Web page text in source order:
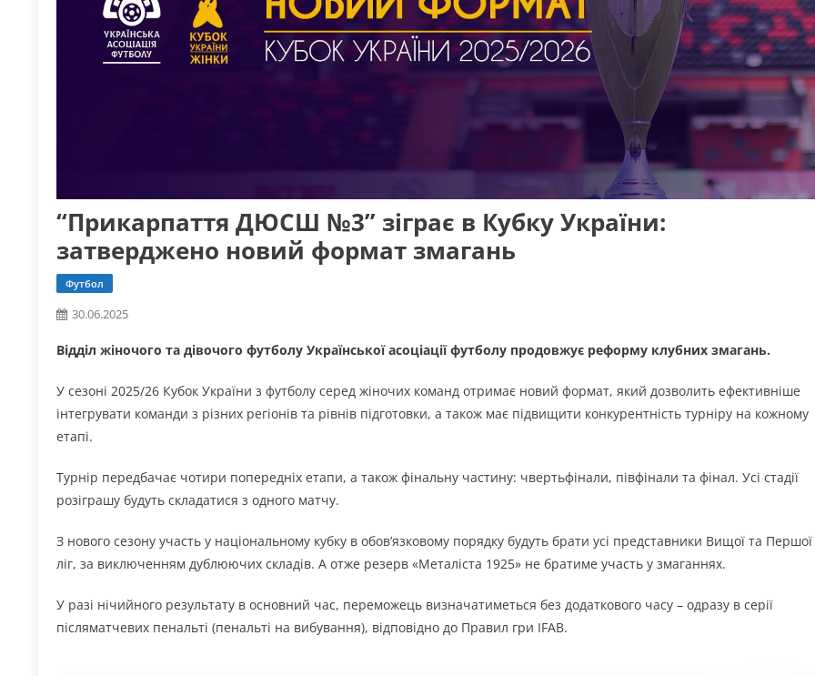
“Прикарпаття ДЮСШ №3” зіграє в Кубку України:
затверджено новий формат змагань
Футбол
30.06.2025
Відділ жіночого та дівочого футболу Української асоціації футболу продовжує реформу клубних змагань.
У сезоні 2025/26 Кубок України з футболу серед жіночих команд отримає новий формат, який дозволить ефективніше
інтегрувати команди з різних регіонів та рівнів підготовки, а також має підвищити конкурентність турніру на кожному
етапі.
Турнір передбачає чотири попередніх етапи, а також фінальну частину: чвертьфінали, півфінали та фінал. Усі стадії
розіграшу будуть складатися з одного матчу.
З нового сезону участь у національному кубку в обов’язковому порядку будуть брати усі представники Вищої та Першої
ліг, за виключенням дублюючих складів. А отже резерв «Металіста 1925» не братиме участь у змаганнях.
У разі нічийного результату в основний час, переможець визначатиметься без додаткового часу – одразу в серії
післяматчевих пенальті (пенальті на вибування), відповідно до Правил гри IFAB.